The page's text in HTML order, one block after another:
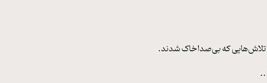
که بی‌صدا خاک شدند.